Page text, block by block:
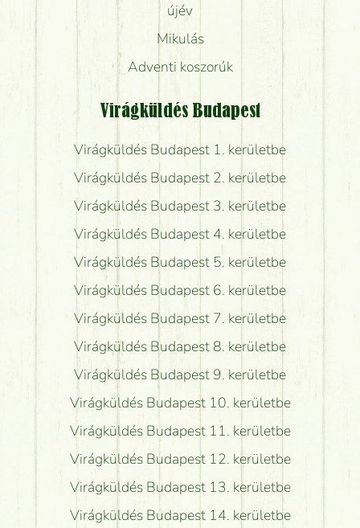
újév
Mikulás
Adventi koszorúk
Virágküldés Budapest
Virágküldés Budapest 1. kerületbe
Virágküldés Budapest 2. kerületbe
Virágküldés Budapest 3. kerületbe
Virágküldés Budapest 4. kerületbe
Virágküldés Budapest 5. kerületbe
Virágküldés Budapest 6. kerületbe
Virágküldés Budapest 7. kerületbe
Virágküldés Budapest 8. kerületbe
Virágküldés Budapest 9. kerületbe
Virágküldés Budapest 10. kerületbe
Virágküldés Budapest 11. kerületbe
Virágküldés Budapest 12. kerületbe
Virágküldés Budapest 13. kerületbe
Virágküldés Budapest 14. kerületbe